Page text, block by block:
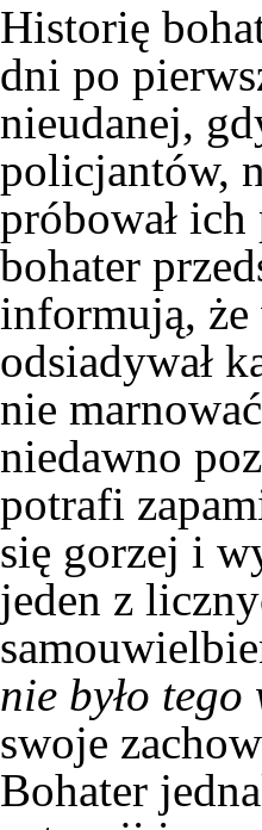
Historię
dni po
nieudanej,
policjantów,
próbował
bohater
informują, że
odsiadywał
nie
niedawno
potrafi
się gorzej i
jeden z
nie było tego
swoje
Bohater